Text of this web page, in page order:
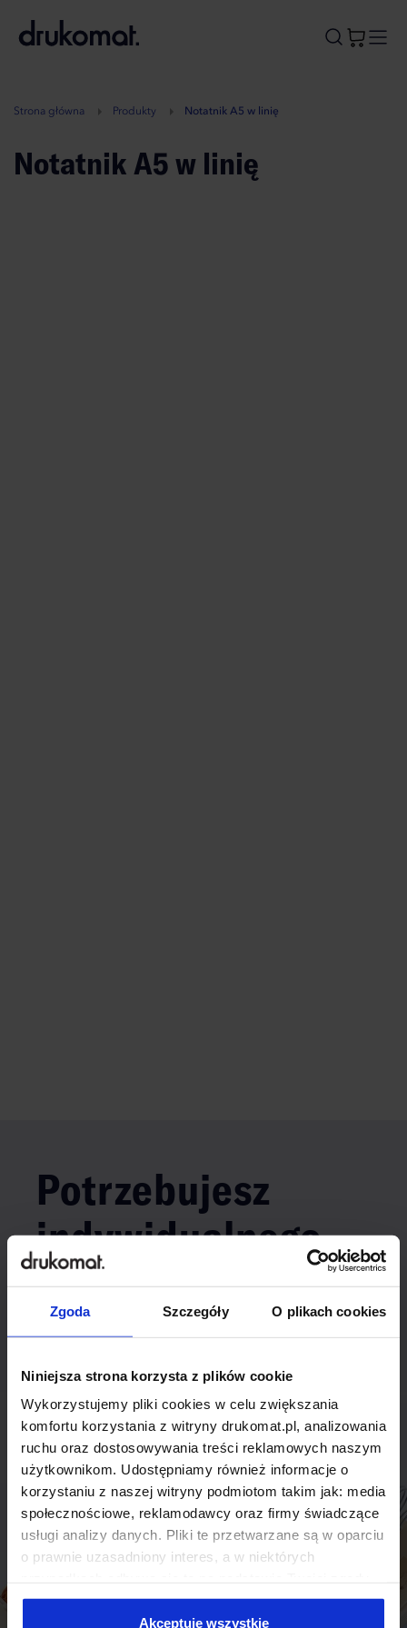
Zgoda Szczegóły O plikach cookies
Niniejsza strona korzysta z plików cookie
Wykorzystujemy pliki cookies w celu zwiększania
komfortu korzystania z witryny drukomat.pl, analizowania
ruchu oraz dostosowywania treści reklamowych naszym
użytkownikom. Udostępniamy również informacje o
korzystaniu z naszej witryny podmiotom takim jak: media
społecznościowe, reklamodawcy oraz firmy świadczące
usługi analizy danych. Pliki te przetwarzane są w oparciu
o prawnie uzasadniony interes, a w niektórych
Niektóre z plików cookies dostarczane i przetwarzane są
przez naszych zewnętrznych partnerów, z których listą
Akceptuję wszystkie
A
Strona główna Produkty Notatnik A5 w linię
Notatnik A5 w linię
Potrzebujesz
indywidualnego
rozwiązania?
Odezwij się do nas, aby omówić